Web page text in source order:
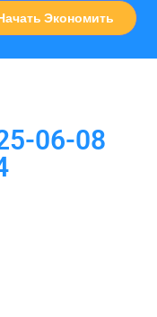
Экономить
06-08